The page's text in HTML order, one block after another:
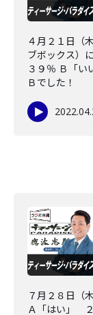
４月２１日（
ブボックス）
３９％ Ｂ「い
Ｂでした！
７月２８日（
Ａ「はい」